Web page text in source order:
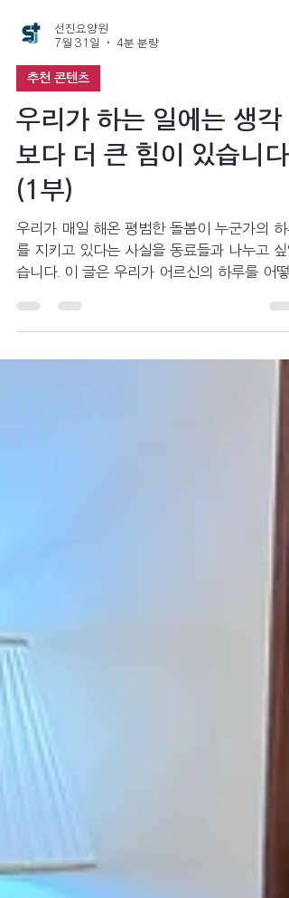
선진요양원
7월 31일
4분 분량
추천 콘텐츠
우리가 하는 일에는 생각
보다 더 큰 힘이 있습니다
(1부)
를 지키고 있다는 사실을 동료들과 나누고 싶
습니다. 이 글은 우리가 어르신의 하루를 어떻
지키고, 다시 살아가게 하는 힘이 되는지 함께